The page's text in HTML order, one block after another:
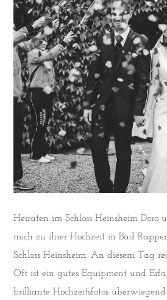
Heiraten im Schloss Heinsheim Doro
mich zu ihrer Hochzeit in Bad
Schloss Heinsheim. An diesem Tag
Oft ist ein gutes Equipment und
brilliante Hochzeitsfotos